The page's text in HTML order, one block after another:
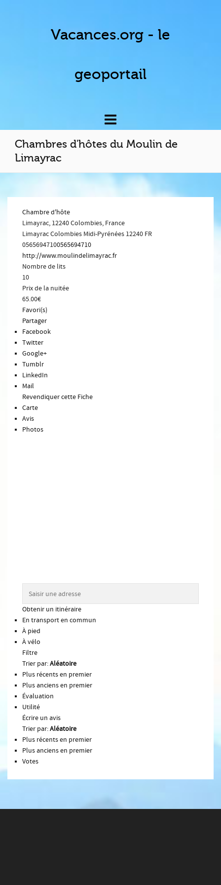
Vacances.org - le
geoportail
Chambres d'hôtes du Moulin de
Limayrac
Chambre d'hôte
Limayrac, 12240 Colombies, France
LimayracColombies Midi-Pyrénées 12240 FR
05656947100565694710
http://www.moulindelimayrac.fr
Nombre de lits
10
Prix de la nuitée
65.00€
Favori(s)
Partager
Facebook
Twitter
Google+
Tumblr
LinkedIn
Mail
Revendiquer cette Fiche
Carte
Avis
Photos
Obtenir un itinéraire
En transport en commun
À pied
À vélo
Filtre
Trier par:Aléatoire
Plus récents en premier
Plus anciens en premier
Évaluation
Utilité
Écrire un avis
Trier par:Aléatoire
Plus récents en premier
Plus anciens en premier
Votes